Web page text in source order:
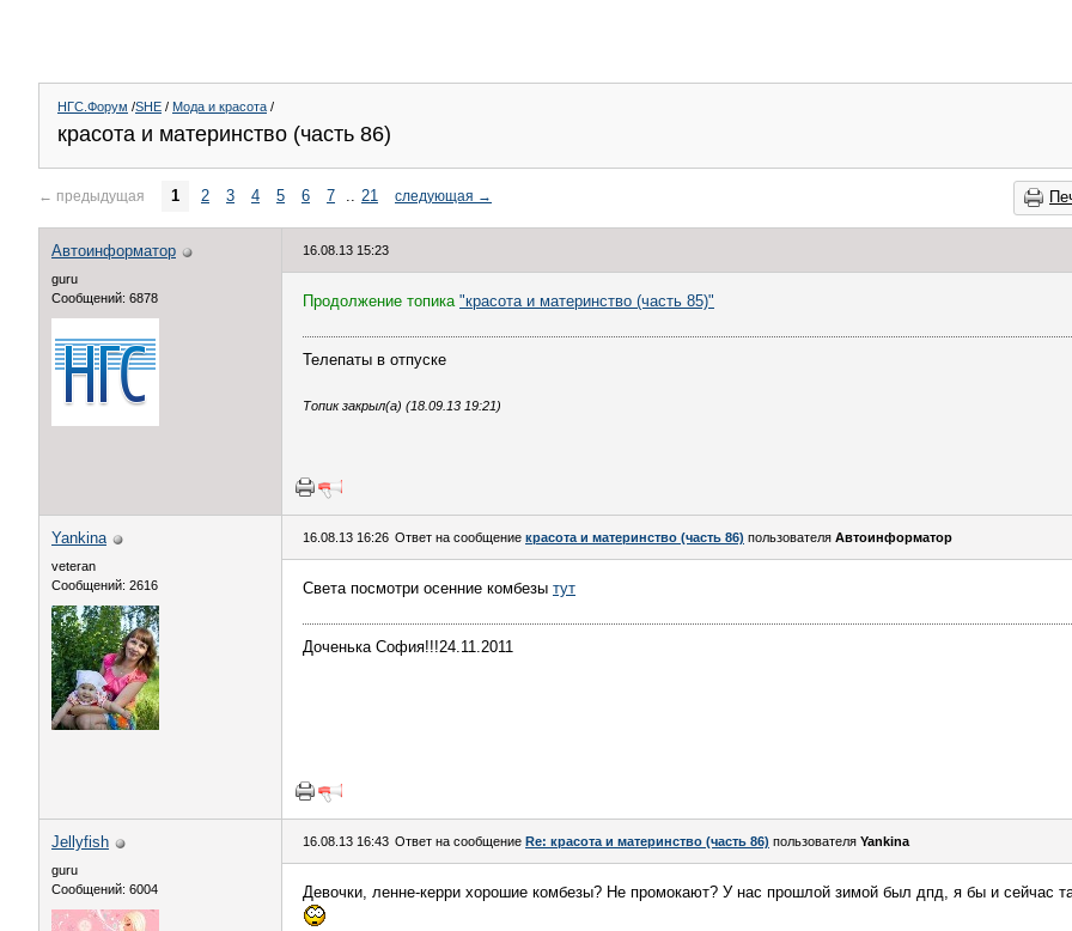
НГС.Форум /SHE / Мода и красота /
красота и материнство (часть 86)
← предыдущая 1 2 3 4 5 6 7 .. 21 следующая →
Автоинформатор
guru
Сообщений: 6878
16.08.13 15:23
Продолжение топика "красота и материнство (часть 85)"
Телепаты в отпуске
Топик закрыл(а) (18.09.13 19:21)
Yankina
veteran
Сообщений: 2616
16.08.13 16:26 Ответ на сообщение красота и материнство (часть 86) пользователя Автоинформатор
Света посмотри осенние комбезы тут
Доченька София!!!24.11.2011
Jellyfish
guru
Сообщений: 6004
16.08.13 16:43 Ответ на сообщение Re: красота и материнство (часть 86) пользователя Yankina
Девочки, ленне-керри хорошие комбезы? Не промокают? У нас прошлой зимой был дпд, я бы и сейчас